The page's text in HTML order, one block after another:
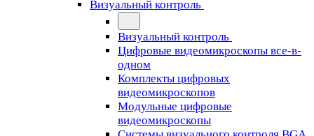
Визуальный контроль
Визуальный контроль
Цифровые видеомикроскопы все-в-
одном
Комплекты цифровых
видеомикроскопов
Модульные цифровые
видеомикроскопы